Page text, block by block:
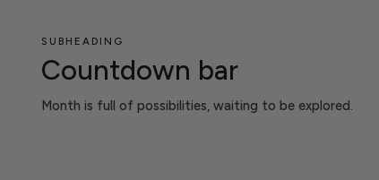
SUBHEADING
Countdown bar
Month is full of possibilities, waiting to be explored.